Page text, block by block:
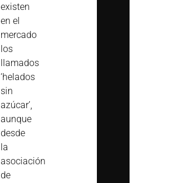
existen
en el
mercado
los
llamados
‘helados
sin
azúcar’,
aunque
desde
la
asociación
de